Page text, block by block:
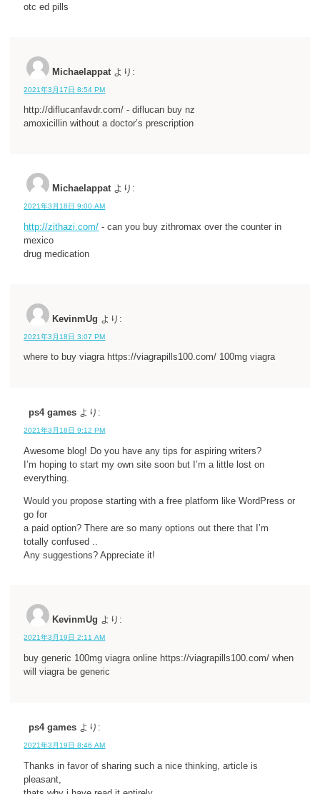
otc ed pills
Michaelappat より:
2021年3月17日 8:54 PM
http://diflucanfavdr.com/ - diflucan buy nz
amoxicillin without a doctor’s prescription
Michaelappat より:
2021年3月18日 9:00 AM
http://zithazi.com/ - can you buy zithromax over the counter in
mexico
drug medication
KevinmUg より:
2021年3月18日 3:07 PM
where to buy viagra https://viagrapills100.com/ 100mg viagra
ps4 games より:
2021年3月18日 9:12 PM
Awesome blog! Do you have any tips for aspiring writers?
I’m hoping to start my own site soon but I’m a little lost on
everything.
Would you propose starting with a free platform like WordPress or
go for
a paid option? There are so many options out there that I’m
totally confused ..
Any suggestions? Appreciate it!
KevinmUg より:
2021年3月19日 2:11 AM
buy generic 100mg viagra online https://viagrapills100.com/ when
will viagra be generic
ps4 games より:
2021年3月19日 8:46 AM
Thanks in favor of sharing such a nice thinking, article is
pleasant,